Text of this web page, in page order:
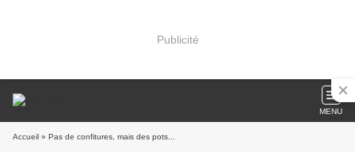
Publicité
MENU
Accueil » Pas de confitures, mais des pots...